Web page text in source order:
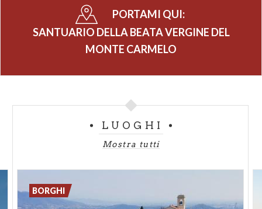
PORTAMI QUI:
SANTUARIO DELLA BEATA VERGINE DEL
MONTE CARMELO
LUOGHI
Mostra tutti
BORGHI